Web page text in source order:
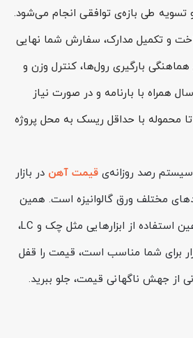
تسویه طی بازه‌ی توافقی انجام می‌شود.
و تکمیل مدارک، سفارش شما نهایی
بارگیری رول‌ها، کنترل وزن و
با بارنامه و در صورت نیاز
محموله با حداقل ریسک به محل پروژه
رصد روزانه‌ی قیمت آهن در بازار
مختلف ورق گالوانیزه است. همین
موضوع کمک می‌کند در عین استفاده از ابزارهایی مثل چک و LC،
برای شما مناسب است، قیمت را قفل
از جهش ناگهانی قیمت، جلو ببرید.